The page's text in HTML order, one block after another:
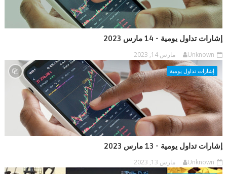
إشارات تداول يومية - 14 مارس 2023
Unknown مارس 14, 2023
إشارات تداول يومية
إشارات تداول يومية - 13 مارس 2023
Unknown مارس 13, 2023